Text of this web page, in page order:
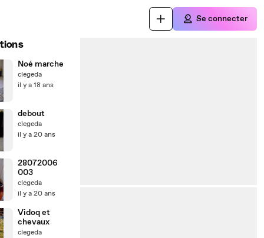
Se connecter
Noé marche
clegeda
il y a 18 ans
debout
clegeda
il y a 20 ans
28072006
003
clegeda
il y a 20 ans
Vidoq et
chevaux
clegeda